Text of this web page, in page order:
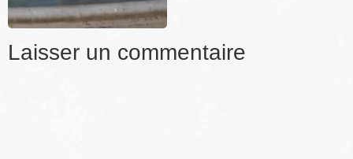
Laisser un commentaire